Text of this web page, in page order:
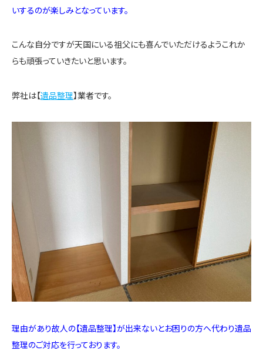
いするのが楽しみとなっています。
こんな自分ですが天国にいる祖父にも喜んでいただけるようこれか
らも頑張っていきたいと思います。
弊社は【遺品整理】業者です。
理由があり故人の【遺品整理】が出来ないとお困りの方へ代わり遺品
整理のご対応を行っております。